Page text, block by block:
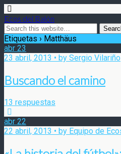
Ecos del Balón
Etiquetas › Matthäus
abr 23
23 abril, 2013 • by Sergio Vilariño
Buscando el camino
13 respuestas
abr 22
22 abril, 2013 • by Equipo de